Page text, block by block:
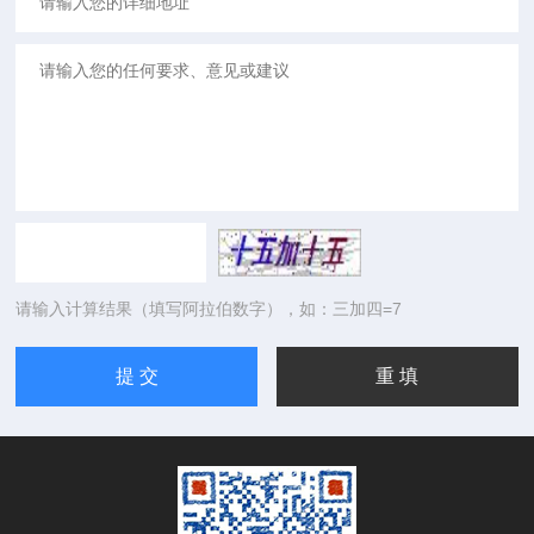
请输入计算结果（填写阿拉伯数字），如：三加四=7